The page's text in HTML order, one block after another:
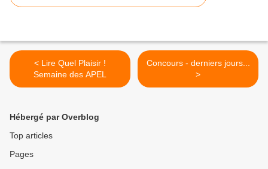
< Lire Quel Plaisir !
Semaine des APEL
Concours - derniers jours...
>
Hébergé par Overblog
Top articles
Pages